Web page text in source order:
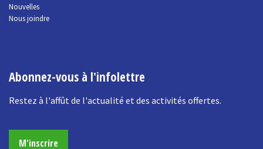
Nouvelles
Nous joindre
Abonnez-vous à l'infolettre
Restez à l'affût de l'actualité et des activités offertes.
M'inscrire